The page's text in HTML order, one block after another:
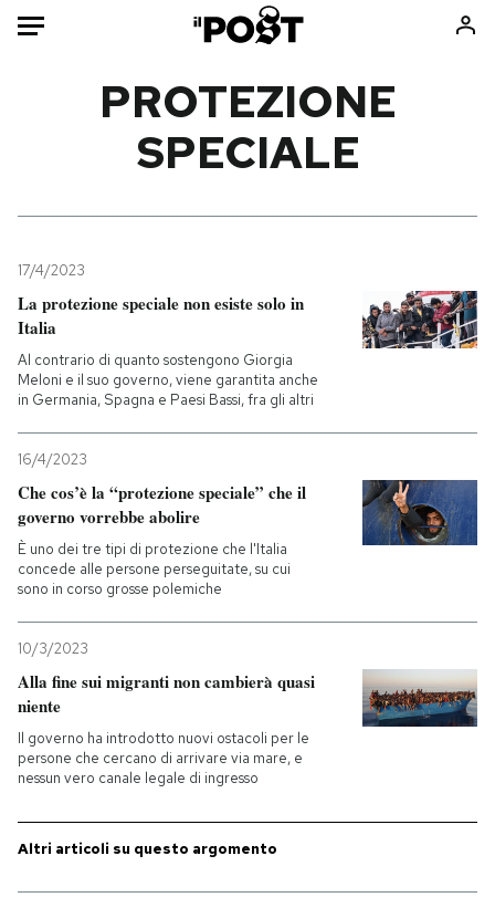
Mondo
Tecnologia
Internet
Cultura
Economia
Libri
Ok Boomer!
Europa
Altrecose
PODCAST
I MIEI PREFERITI
SHOP
PROTEZIONE
SPECIALE
17/4/2023
La protezione speciale non esiste solo in
Italia
Al contrario di quanto sostengono Giorgia
Meloni e il suo governo, viene garantita anche
in Germania, Spagna e Paesi Bassi, fra gli altri
16/4/2023
Che cos’è la “protezione speciale” che il
governo vorrebbe abolire
È uno dei tre tipi di protezione che l'Italia
concede alle persone perseguitate, su cui
sono in corso grosse polemiche
10/3/2023
Alla fine sui migranti non cambierà quasi
niente
Il governo ha introdotto nuovi ostacoli per le
persone che cercano di arrivare via mare, e
nessun vero canale legale di ingresso
Altri articoli su questo argomento